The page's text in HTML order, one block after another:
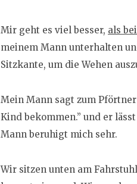
Mir geht es viel besser, als
meinem Mann unterhalten
Sitzkante, um die Wehen
Mein Mann sagt zum
Kind bekommen.” und er
Mann beruhigt mich sehr.
Wir sitzen unten am